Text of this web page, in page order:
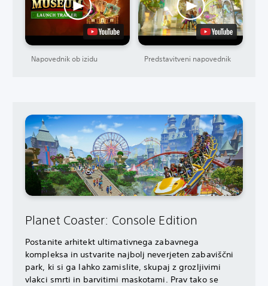
Napovednik ob izidu Predstavitveni napovednik
Planet Coaster: Console Edition
Postanite arhitekt ultimativnega zabavnega
kompleksa in ustvarite najbolj neverjeten zabaviščni
park, ki si ga lahko zamislite, skupaj z grozljivimi
vlakci smrti in barvitimi maskotami. Prav tako se